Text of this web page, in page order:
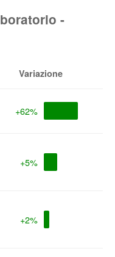
-
Variazione
+62%
+5%
+2%